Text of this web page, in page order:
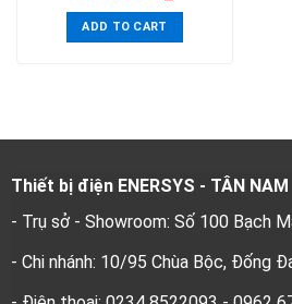
ADD TO CART
Thiết bị điện ENERSYS - TÂN NAM
- Trụ sở - Showroom: Số 100 Bạch
- Chi nhánh: 10/95 Chùa Bộc, Đống